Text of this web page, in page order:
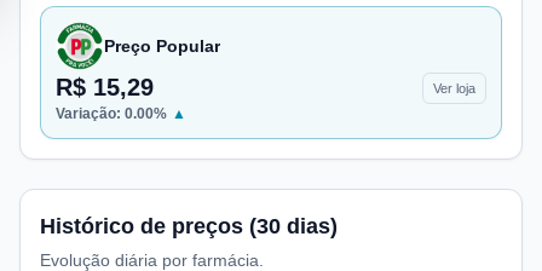
Preço Popular
R$ 15,29 Ver loja
Variação: 0.00% ▲
Histórico de preços (30 dias)
Evolução diária por farmácia.